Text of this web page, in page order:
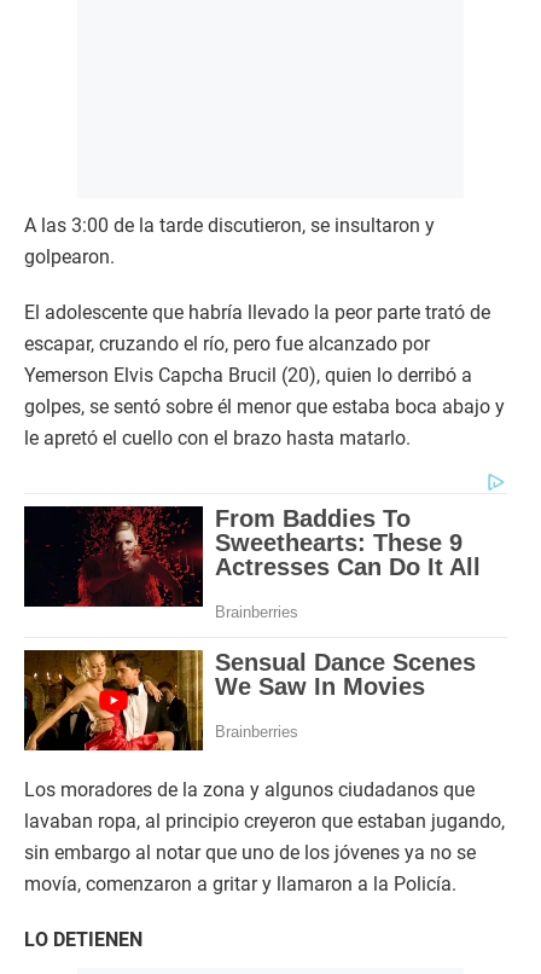
A las 3:00 de la tarde discutieron, se insultaron y
golpearon.
El adolescente que habría llevado la peor parte trató de
escapar, cruzando el río, pero fue alcanzado por
Yemerson Elvis Capcha Brucil (20), quien lo derribó a
golpes, se sentó sobre él menor que estaba boca abajo y
le apretó el cuello con el brazo hasta matarlo.
Los moradores de la zona y algunos ciudadanos que
lavaban ropa, al principio creyeron que estaban jugando,
sin embargo al notar que uno de los jóvenes ya no se
movía, comenzaron a gritar y llamaron a la Policía.
LO DETIENEN